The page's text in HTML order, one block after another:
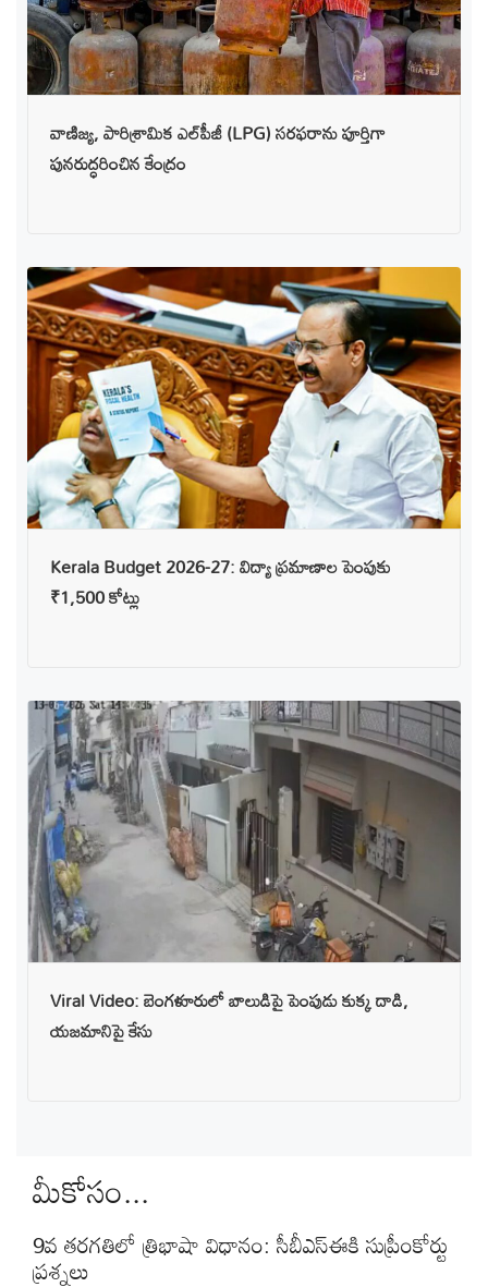
వాణిజ్య, పారిశ్రామిక ఎల్‌పీజీ (LPG) సరఫరాను పూర్తిగా
పునరుద్ధరించిన కేంద్రం
Kerala Budget 2026-27: విద్యా ప్రమాణాల పెంపుకు
₹1,500 కోట్లు
Viral Video: బెంగళూరులో బాలుడిపై పెంపుడు కుక్క దాడి,
యజమానిపై కేసు
మీకోసం...
9వ తరగతిలో త్రిభాషా విధానం: సీబీఎస్‌ఈకి సుప్రీంకోర్టు
ప్రశ్నలు